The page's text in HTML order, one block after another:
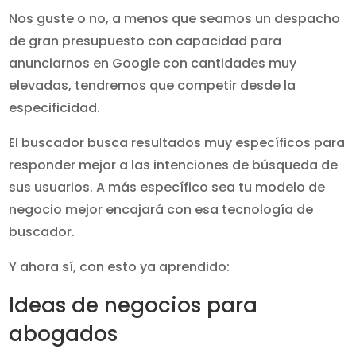
Nos guste o no, a menos que seamos un despacho
de gran presupuesto con capacidad para
anunciarnos en Google con cantidades muy
elevadas, tendremos que competir desde la
especificidad.
El buscador busca resultados muy específicos para
responder mejor a las intenciones de búsqueda de
sus usuarios. A más específico sea tu modelo de
negocio mejor encajará con esa tecnología de
buscador.
Y ahora sí, con esto ya aprendido:
Ideas de negocios para
abogados